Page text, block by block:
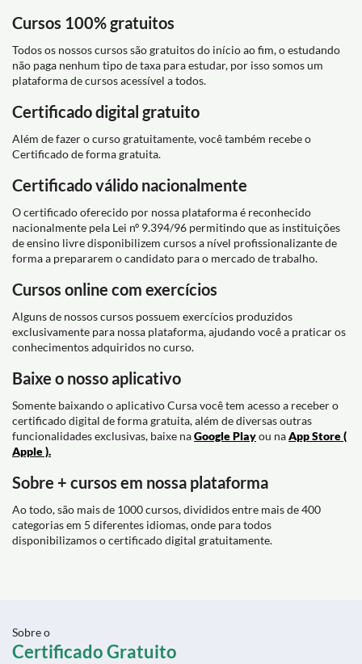
Cursos 100% gratuitos
Todos os nossos cursos são gratuitos do início ao fim, o estudando
não paga nenhum tipo de taxa para estudar, por isso somos um
plataforma de cursos acessível a todos.
Certificado digital gratuito
Além de fazer o curso gratuitamente, você também recebe o
Certificado de forma gratuita.
Certificado válido nacionalmente
O certificado oferecido por nossa plataforma é reconhecido
nacionalmente pela Lei nº 9.394/96 permitindo que as instituições
de ensino livre disponibilizem cursos a nível profissionalizante de
forma a prepararem o candidato para o mercado de trabalho.
Cursos online com exercícios
Alguns de nossos cursos possuem exercícios produzidos
exclusivamente para nossa plataforma, ajudando você a praticar os
conhecimentos adquiridos no curso.
Baixe o nosso aplicativo
Somente baixando o aplicativo Cursa você tem acesso a receber o
certificado digital de forma gratuita, além de diversas outras
funcionalidades exclusivas, baixe naGoogle Playou naApp Store (
Apple ).
Sobre + cursos em nossa plataforma
Ao todo, são mais de 1000 cursos, divididos entre mais de 400
categorias em 5 diferentes idiomas, onde para todos
disponibilizamos o certificado digital gratuitamente.
Sobre o
Certificado Gratuito